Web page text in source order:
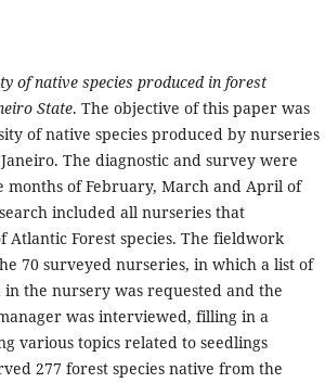
of native species produced in forest
State. The objective of this paper was
of native species produced by nurseries
The diagnostic and survey were
months of February, March and April of
included all nurseries that
Atlantic Forest species. The fieldwork
70 surveyed nurseries, in which a list of
in the nursery was requested and the
was interviewed, filling in a
various topics related to seedlings
277 forest species native from the